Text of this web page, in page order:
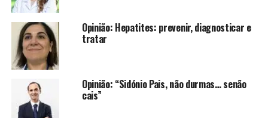
Opinião: Hepatites: prevenir, diagnosticar e
tratar
Opinião: “Sidónio Pais, não durmas… senão
cais”